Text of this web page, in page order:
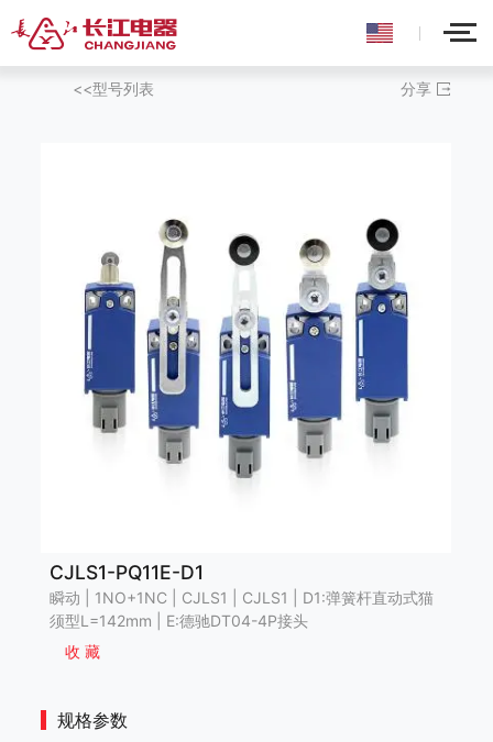
<<型号列表 分享
CJLS1-PQ11E-D1
瞬动 | 1NO+1NC | CJLS1 | CJLS1 | D1:弹簧杆直动式猫
须型L=142mm | E:德驰DT04-4P接头
收 藏
规格参数